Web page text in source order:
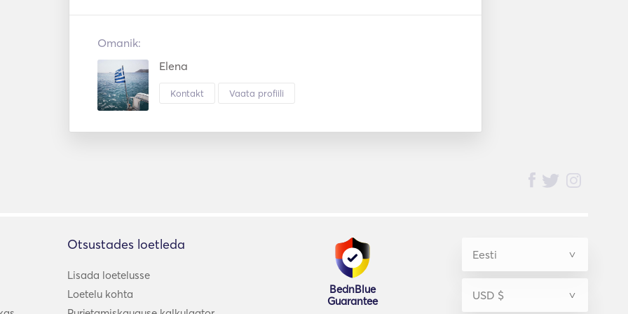
Lets plan together your unforgettable experience aboard!!
We will be happy to receive your messages on BednBlue if you are
interested!
Omanik:
Elena
Kontakt Vaata profiili
Otsustades loetleda
Lisada loetelusse
Loetelu kohta
BednBlue
Guarantee